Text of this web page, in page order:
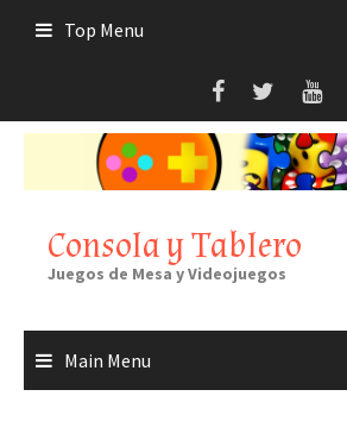
Top Menu
Consola y Tablero
Juegos de Mesa y Videojuegos
Main Menu